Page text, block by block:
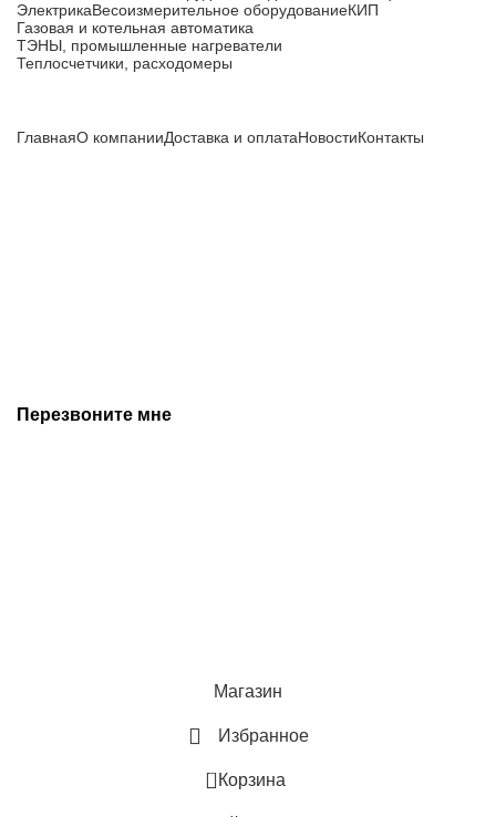
ЭлектрикаВесоизмерительное оборудованиеКИП
Газовая и котельная автоматика
ТЭНЫ, промышленные нагреватели
Теплосчетчики, расходомеры
ГлавнаяО компанииДоставка и оплатаНовостиКонтакты
Перезвоните мне
Магазин
Избранное
0 Корзина